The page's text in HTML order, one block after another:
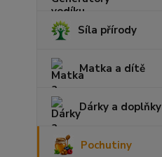
Síla přírody
Matka a dítě
Dárky a doplňky
Pochutiny